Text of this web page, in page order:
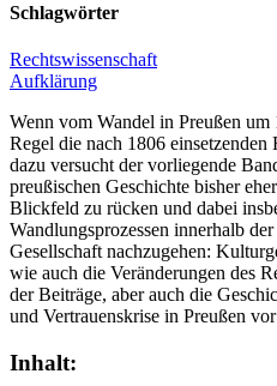
Schlagwörter
Rechtswissenschaft
Aufklärung
Wenn vom Wandel in Preußen
Regel die nach 1806
dazu versucht der vorliegende
preußischen Geschichte bisher
Blickfeld zu rücken und dabei
Wandlungsprozessen innerhalb
Gesellschaft nachzugehen:
wie auch die Veränderungen des
der Beiträge, aber auch die
und Vertrauenskrise in Preußen
Inhalt: